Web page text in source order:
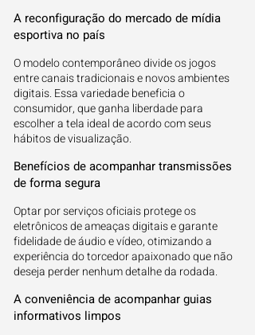
A reconfiguração do mercado de mídia
esportiva no país
O modelo contemporâneo divide os jogos
entre canais tradicionais e novos ambientes
digitais. Essa variedade beneficia o
consumidor, que ganha liberdade para
escolher a tela ideal de acordo com seus
hábitos de visualização.
Benefícios de acompanhar transmissões
de forma segura
Optar por serviços oficiais protege os
eletrônicos de ameaças digitais e garante
fidelidade de áudio e vídeo, otimizando a
experiência do torcedor apaixonado que não
deseja perder nenhum detalhe da rodada.
A conveniência de acompanhar guias
informativos limpos